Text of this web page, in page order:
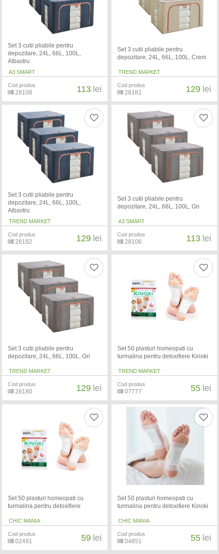
Set 3 cutii pliabile pentru
depozitare, 24L, 66L, 100L,
Albastru
A3 SMART
Cod produs
28108 113 lei
Set 3 cutii pliabile pentru
depozitare, 24L, 66L, 100L, Crem
TREND MARKET
Cod produs
28181 129 lei
Set 3 cutii pliabile pentru
depozitare, 24L, 66L, 100L,
Albastru
TREND MARKET
Cod produs
28182 129 lei
Set 3 cutii pliabile pentru
depozitare, 24L, 66L, 100L, Gri
A3 SMART
Cod produs
28106 113 lei
Set 3 cutii pliabile pentru
depozitare, 24L, 66L, 100L, Gri
TREND MARKET
Cod produs
28180 129 lei
Set 50 plasturi homeopati cu
turmalina pentru detoxifiere Kinoki
TREND MARKET
Cod produs
07777 55 lei
Set 50 plasturi homeopati cu
turmalina pentru detoxifiere
CHIC MANIA
Cod produs
02491 59 lei
Set 50 plasturi homeopati cu
turmalina pentru detoxifiere Kinoki
CHIC MANIA
Cod produs
04851 55 lei